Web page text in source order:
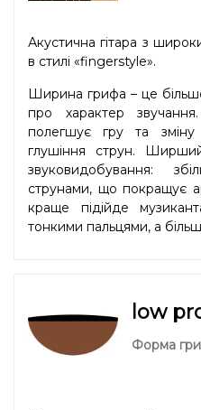
Акустична гітара з
в стилі «fingerstyle».
Ширина грифа – це
про характер
полегшує гру та
глушіння струн.
звуковидобування:
струнами, що покращує
краще підійде
тонкими пальцями, а
low
Форма